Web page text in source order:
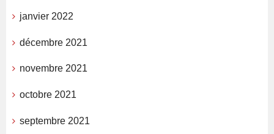
janvier 2022
décembre 2021
novembre 2021
octobre 2021
septembre 2021